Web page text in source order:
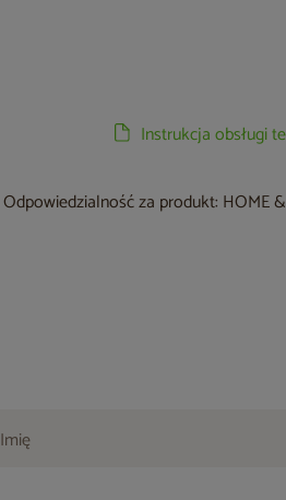
Instrukcja obsługi
Odpowiedzialność za produkt: HOME
Imię